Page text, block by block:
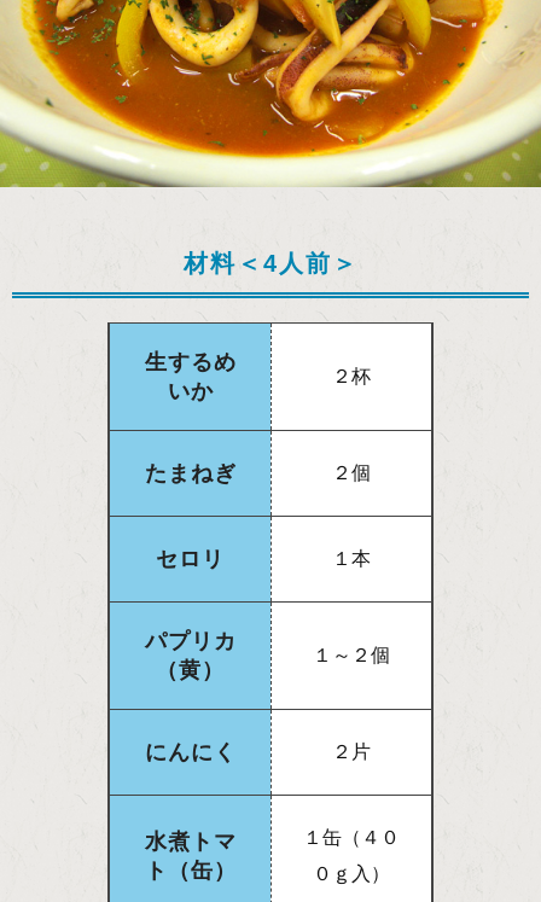
材料＜4人前＞
生するめ
いか
２杯
たまねぎ ２個
セロリ １本
パプリカ
（黄）
１～２個
にんにく ２片
水煮トマ
ト（缶）
１缶（４０
０ｇ入）